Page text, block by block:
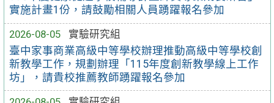
實施計畫1份，請鼓勵相關人員踴躍報名參加
2026-08-05
實驗研究組
臺中家事商業高級中等學校辦理推動高級中等學校創
新教學工作，規劃辦理「115年度創新教學線上工作
坊」，請貴校推薦教師踴躍報名參加